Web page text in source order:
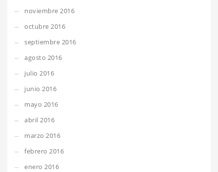
noviembre 2016
octubre 2016
septiembre 2016
agosto 2016
julio 2016
junio 2016
mayo 2016
abril 2016
marzo 2016
febrero 2016
enero 2016